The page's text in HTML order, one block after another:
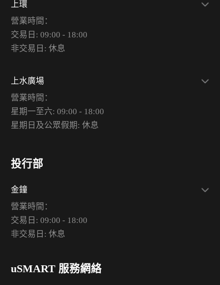
上環
營業時間：
交易日: 09:00 - 18:00
非交易日: 休息
上水廣場
營業時間：
星期一至六: 09:00 - 18:00
星期日及公眾假期: 休息
投行部
金鐘
營業時間：
交易日: 09:00 - 18:00
非交易日: 休息
uSMART 服務網絡